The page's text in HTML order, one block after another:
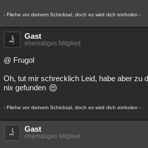
- Fliehe vor deinem Schicksal, doch es wird dich einholen -
Gast
ehemaliges Mitglied
@ Frugol
Oh, tut mir schrecklich Leid, habe aber zu
nix gefunden
- Fliehe vor deinem Schicksal, doch es wird dich einholen -
Gast
ehemaliges Mitglied